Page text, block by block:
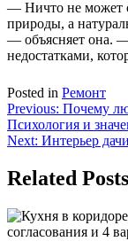
— Ничто не может
природы, а
— объясняет она.
недостатками,
Posted in Ремонт
Навигация
по
Previous: Почему
Психология и
Next: Интерьер
Related Posts